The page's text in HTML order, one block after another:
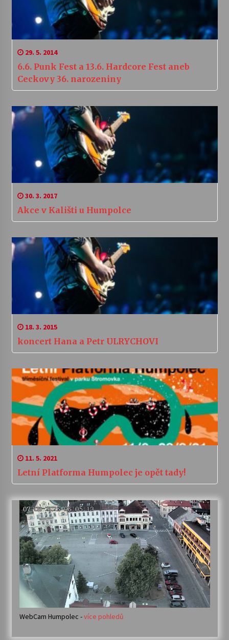
29. 5. 2014
6.6. Punk Fest a 13.6. Hardcore Fest aneb
Ceckovy 36. narozeniny
30. 3. 2017
Akce v Kališti u Humpolce
18. 3. 2015
koncert Hana a Petr ULRYCHOVI
11. 5. 2021
Letní Platforma Humpolec je opět tady!
WebCam Humpolec -více pohledů